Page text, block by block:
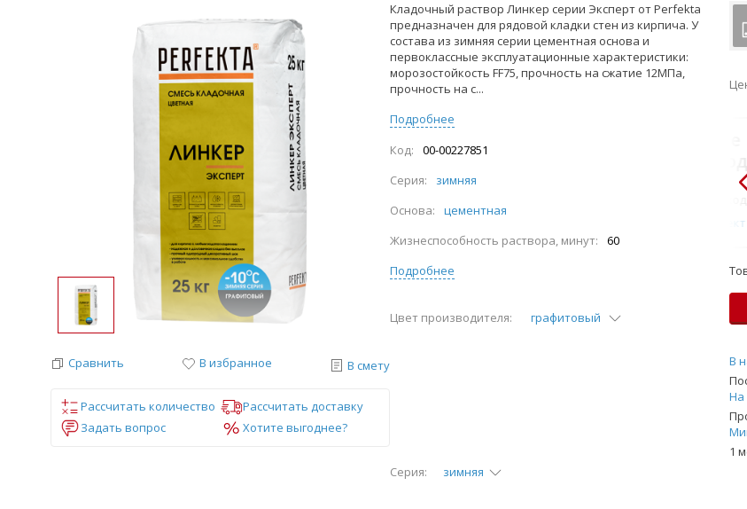
Сравнить В избранное В смету
Рассчитать количество
Рассчитать доставку
Задать вопрос
Хотите выгоднее?
Кладочный раствор Линкер серии Эксперт от Perfekta
предназначен для рядовой кладки стен из кирпича. У
состава из зимняя серии цементная основа и
первоклассные эксплуатационные характеристики:
морозостойкость FF75, прочность на сжатие 12МПа,
прочность на с...
Подробнее
Код:
00-00227851
Серия:
зимняя
Основа:
цементная
Жизнеспособность раствора, минут:
60
Подробнее
Серия: зимняя
Цвет производителя: графитовый
всегда
настоящему
Подобрать комплект
В
На
1